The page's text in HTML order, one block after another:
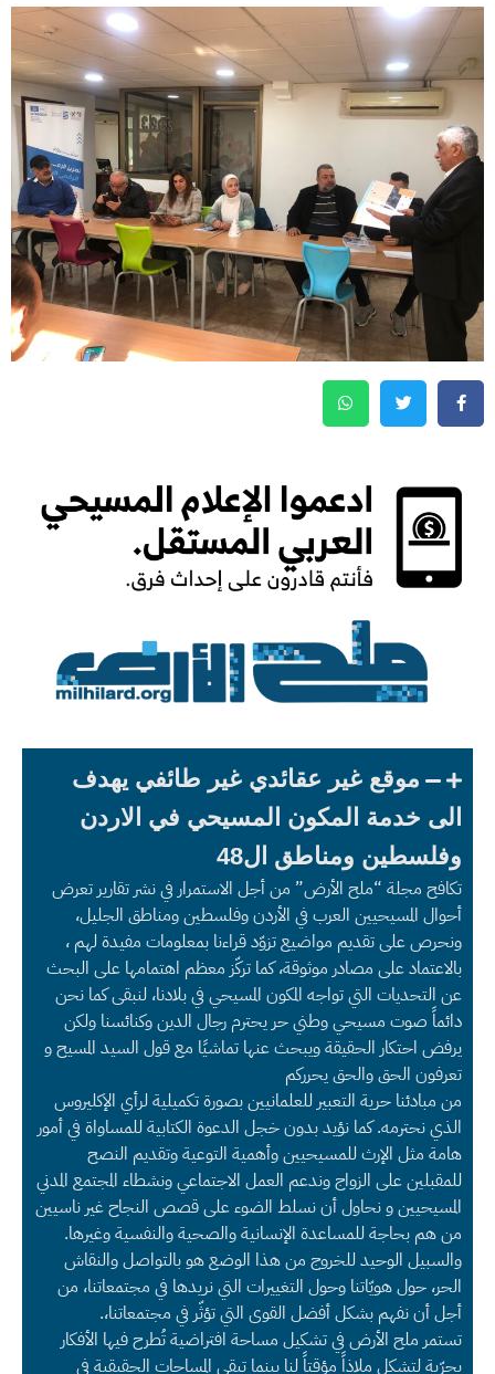
موقع غير عقائدي غير طائفي يهدف
الى خدمة المكون المسيحي في الاردن
وفلسطين ومناطق ال48
تكافح مجلة “ملح الأرض” من أجل الاستمرار في نشر تقارير تعرض
أحوال المسيحيين العرب في الأردن وفلسطين ومناطق الجليل،
ونحرص على تقديم مواضيع تزوّد قراءنا بمعلومات مفيدة لهم ،
بالاعتماد على مصادر موثوقة، كما تركّز معظم اهتمامها على البحث
عن التحديات التي تواجه المكون المسيحي في بلادنا، لنبقى كما نحن
دائماً صوت مسيحي وطني حر يحترم رجال الدين وكنائسنا ولكن
يرفض احتكار الحقيقة ويبحث عنها تماشيًا مع قول السيد المسيح و
تعرفون الحق والحق يحرركم
من مبادئنا حرية التعبير للعلمانيين بصورة تكميلية لرأي الإكليروس
الذي نحترمه. كما نؤيد بدون خجل الدعوة الكتابية للمساواة في أمور
هامة مثل الإرث للمسيحيين وأهمية التوعية وتقديم النصح
للمقبلين على الزواج وندعم العمل الاجتماعي ونشطاء المجتمع المدني
المسيحيين و نحاول أن نسلط الضوء على قصص النجاح غير ناسيين
من هم بحاجة للمساعدة الإنسانية والصحية والنفسية وغيرها.
والسبيل الوحيد للخروج من هذا الوضع هو بالتواصل والنقاش
الحر، حول هويّاتنا وحول التغييرات التي نريدها في مجتمعاتنا، من
أجل أن نفهم بشكل أفضل القوى التي تؤثّر في مجتمعاتنا،.
تستمر ملح الأرض في تشكيل مساحة افتراضية تُطرح فيها الأفكار
بحرّية لتشكل ملاذاً مؤقتاً لنا بينما تبقى المساحات الحقيقية في